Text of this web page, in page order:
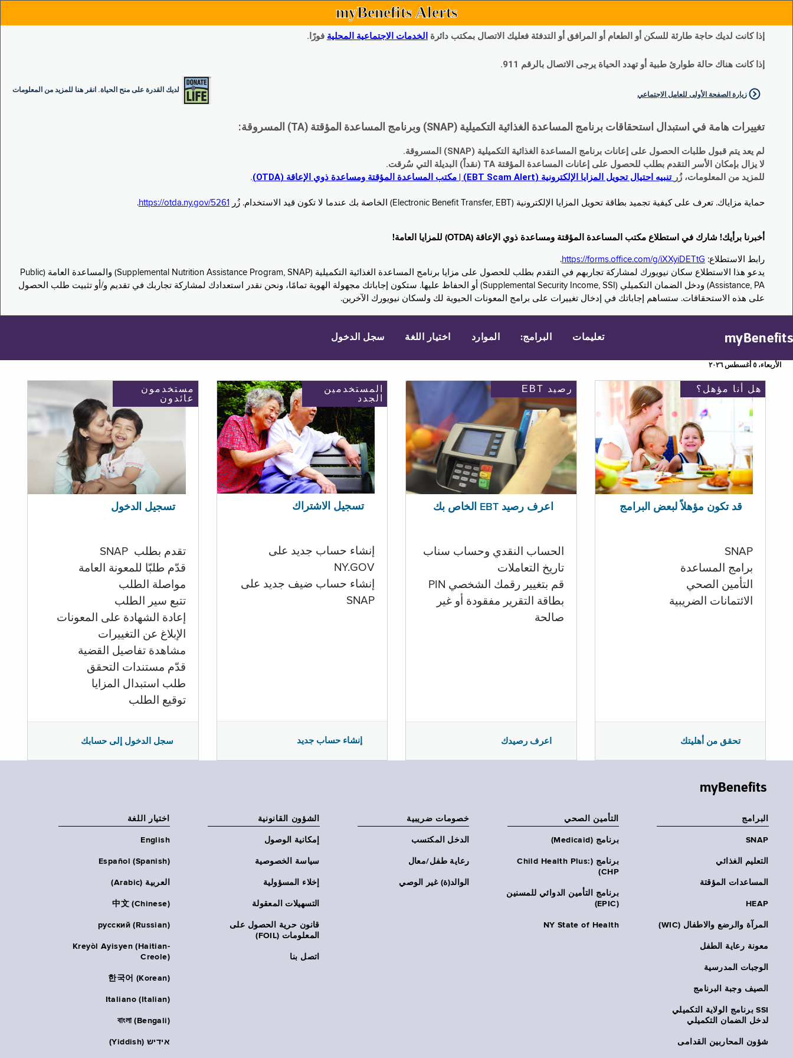
myBenefits Alerts
إذا كانت لديك حاجة طارئة للسكن أو الطعام أو المرافق أو التدفئة فعليك الاتصال بمكتب دائرة الخدمات الاجتماعية المحلية فورًا.
إذا كانت هناك حالة طوارئ طبية أو تهدد الحياة يرجى الاتصال بالرقم 911.
لديك القدرة على منح الحياة. انقر هنا للمزيد من المعلومات
زيارة الصفحة الأولى للعامل الاجتماعي
تغييرات هامة في استبدال استحقاقات برنامج المساعدة الغذائية التكميلية (SNAP) وبرنامج المساعدة المؤقتة (TA) المسروقة:
لم يعد يتم قبول طلبات الحصول على إعانات برنامج المساعدة الغذائية التكميلية (SNAP) المسروقة.
لا يزال بإمكان الأسر التقدم بطلب للحصول على إعانات المساعدة المؤقتة TA (نقداً) البديلة التي سُرقت.
للمزيد من المعلومات، زُر تنبيه احتيال تحويل المزايا الإلكترونية (EBT Scam Alert) | مكتب المساعدة المؤقتة ومساعدة ذوي الإعاقة (OTDA) .
حماية مزاياك. تعرف على كيفية تجميد بطاقة تحويل المزايا الإلكترونية (Electronic Benefit Transfer, EBT) الخاصة بك عندما لا تكون قيد الاستخدام. زُر https://otda.ny.gov/5261
.
أخبرنا برأيك! شارك في استطلاع مكتب المساعدة المؤقتة ومساعدة ذوي الإعاقة (OTDA) للمزايا العامة!
رابط الاستطلاع: https://forms.office.com/g/iXXyiDETtG
.
يدعو هذا الاستطلاع سكان نيويورك لمشاركة تجاربهم في التقدم بطلب للحصول على مزايا برنامج المساعدة الغذائية التكميلية (Supplemental Nutrition Assistance Program, SNAP) والمساعدة العامة (Public
Assistance, PA) ودخل الضمان التكميلي (Supplemental Security Income, SSI) أو الحفاظ عليها. ستكون إجاباتك مجهولة الهوية تمامًا، ونحن نقدر استعدادك لمشاركة تجاربك في تقديم و/أو تثبيت طلب الحصول
على هذه الاستحقاقات. ستساهم إجاباتك في إدخال تغييرات على برامج المعونات الحيوية لك ولسكان نيويورك الآخرين.
myBenefits تعليمات البرامج: الموارد اختيار اللغة سجل الدخول
الأربعاء، ٥ أغسطس ٢٠٢٦
مستخدمون
عائدون
تسجيل الدخول
تقدم بطلب SNAP
قدّم طلبّا للمعونة العامة
مواصلة الطلب
تتبع سير الطلب
إعادة الشهادة على المعونات
الإبلاغ عن التغييرات
مشاهدة تفاصيل القضية
قدّم مستندات التحقق
طلب استبدال المزايا
توقيع الطلب
سجل الدخول إلى حسابك
المستخدمين
الجدد
تسجيل الاشتراك
إنشاء حساب جديد على
NY.GOV
إنشاء حساب ضيف جديد على
SNAP
إنشاء حساب جديد
رصيد EBT
اعرف رصيد EBT الخاص بك
الحساب النقدي وحساب سناب
تاريخ التعاملات
قم بتغيير رقمك الشخصي PIN
بطاقة التقرير مفقودة أو غير
صالحة
اعرف رصيدك
هل أنا مؤهل؟
قد تكون مؤهلاً لبعض البرامج
SNAP
برامج المساعدة
التأمين الصحي
الائتمانات الضريبية
تحقق من أهليتك
myBenefits
البرامج
SNAP
التعليم الغذائي
المساعدات المؤقتة
HEAP
المرآة والرضع والاطفال (WIC)
معونة رعاية الطفل
الوجبات المدرسية
الصيف وجبة البرنامج
SSI برنامج الولاية التكميلي
لدخل الضمان التكميلي
شؤون المحاربين القدامى
التأمين الصحي
برنامج (Medicaid)
برنامج (Child Health Plus:
CHP)
برنامج التأمين الدوائي للمسنين
(EPIC)
NY State of Health
خصومات ضريبية
الدخل المكتسب
رعاية طفل/معال
الوالد(ة) غير الوصي
الشؤون القانونية
إمكانية الوصول
سياسة الخصوصية
إخلاء المسؤولية
التسهيلات المعقولة
قانون حرية الحصول على
المعلومات (FOIL)
اتصل بنا
اختيار اللغة
English
Español (Spanish)
العربية (Arabic)
中文 (Chinese)
русский (Russian)
Kreyòl Ayisyen (Haitian-
Creole)
한국어 (Korean)
Italiano (Italian)
বাংলা (Bengali)
אידיש (Yiddish)